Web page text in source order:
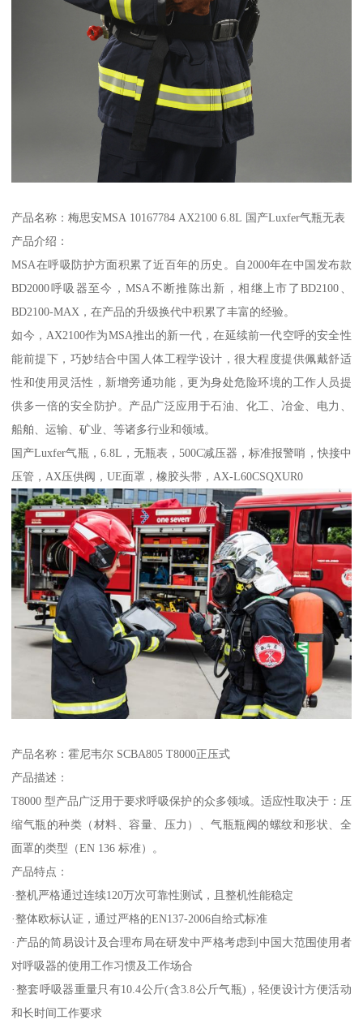
产品名称：梅思安MSA 10167784 AX2100 6.8L 国产Luxfer气瓶无表
产品介绍：
MSA在呼吸防护方面积累了近百年的历史。自2000年在中国发布款
BD2000呼吸器至今，MSA不断推陈出新，相继上市了BD2100、
BD2100-MAX，在产品的升级换代中积累了丰富的经验。
如今，AX2100作为MSA推出的新一代，在延续前一代空呼的安全性
能前提下，巧妙结合中国人体工程学设计，很大程度提供佩戴舒适
性和使用灵活性，新增旁通功能，更为身处危险环境的工作人员提
供多一倍的安全防护。产品广泛应用于石油、化工、冶金、电力、
船舶、运输、矿业、等诸多行业和领域。
国产Luxfer气瓶，6.8L，无瓶表，500C减压器，标准报警哨，快接中
压管，AX压供阀，UE面罩，橡胶头带，AX-L60CSQXUR0
产品名称：霍尼韦尔 SCBA805 T8000正压式
产品描述：
T8000 型产品广泛用于要求呼吸保护的众多领域。适应性取决于：压
缩气瓶的种类（材料、容量、压力）、气瓶瓶阀的螺纹和形状、全
面罩的类型（EN 136 标准）。
产品特点：
·整机严格通过连续120万次可靠性测试，且整机性能稳定
·整体欧标认证，通过严格的EN137-2006自给式标准
·产品的简易设计及合理布局在研发中严格考虑到中国大范围使用者
对呼吸器的使用工作习惯及工作场合
·整套呼吸器重量只有10.4公斤(含3.8公斤气瓶)，轻便设计方便活动
和长时间工作要求